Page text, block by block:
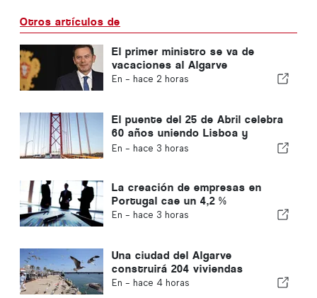
Otros artículos de
El primer ministro se va de
vacaciones al Algarve
En - hace 2 horas
El puente del 25 de Abril celebra
60 años uniendo Lisboa y
Almada
En - hace 3 horas
La creación de empresas en
Portugal cae un 4,2 %
En - hace 3 horas
Una ciudad del Algarve
construirá 204 viviendas
En - hace 4 horas